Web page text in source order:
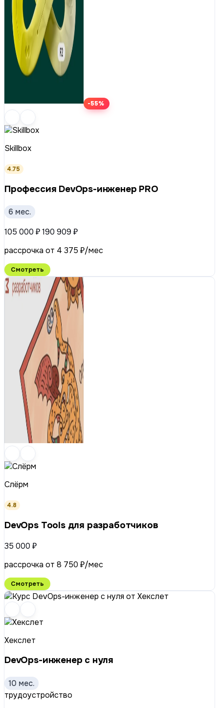
-55%
Skillbox
4.75
Профессия DevOps-инженер PRO
6 мес.
105 000 ₽190 909 ₽
рассрочка от 4 375 ₽/мес
Смотреть
Слёрм
4.8
DevOps Tools для разработчиков
35 000 ₽
рассрочка от 8 750 ₽/мес
Смотреть
Хекслет
DevOps-инженер с нуля
10 мес.
трудоустройство